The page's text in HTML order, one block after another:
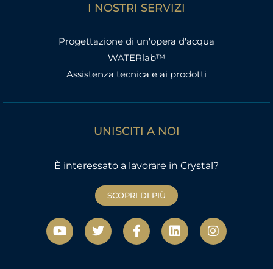
I NOSTRI SERVIZI
Progettazione di un'opera d'acqua
WATERlab™
Assistenza tecnica e ai prodotti
UNISCITI A NOI
È interessato a lavorare in Crystal?
SCOPRI DI PIÙ
Y
o
u
T
w
i
F
a
c
L
i
n
I
n
s